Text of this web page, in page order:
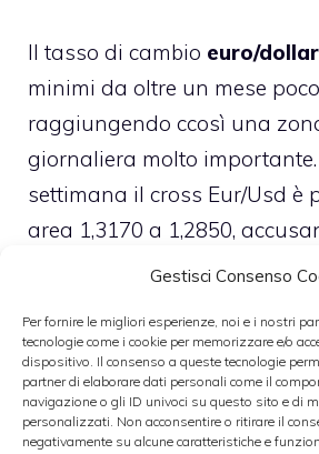
Gestisci Consenso
Per fornire le migliori esperienze, noi e i nostri
tecnologie come i cookie per memorizzare e/o
dispositivo. Il consenso a queste tecnologie
partner di elaborare dati personali come il
navigazione o gli ID univoci su questo sito e di
personalizzati. Non acconsentire o ritirare il
negativamente su alcune caratteristiche e
Il tasso di cambio euro/
minimi da oltre un mese
raggiungendo ccosì una
giornaliera molto
settimana il cross Eur/Usd è
area 1,3170 a 1,2850,
perdita del 2,5%. Se i prezzi
1,2850, è probabile un
1,2750 nel giro di 2-3 sedute.
►EFFETTO-KURODA